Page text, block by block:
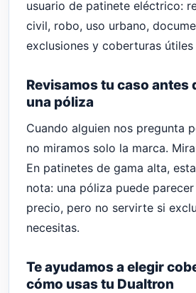
usuario de patinete eléctrico:
civil, robo, uso urbano,
exclusiones y coberturas
Revisamos tu caso antes
una póliza
Cuando alguien nos pregunta
no miramos solo la marca.
En patinetes de gama alta,
nota: una póliza puede
precio, pero no servirte si
necesitas.
Te ayudamos a elegir
cómo usas tu Dualtron